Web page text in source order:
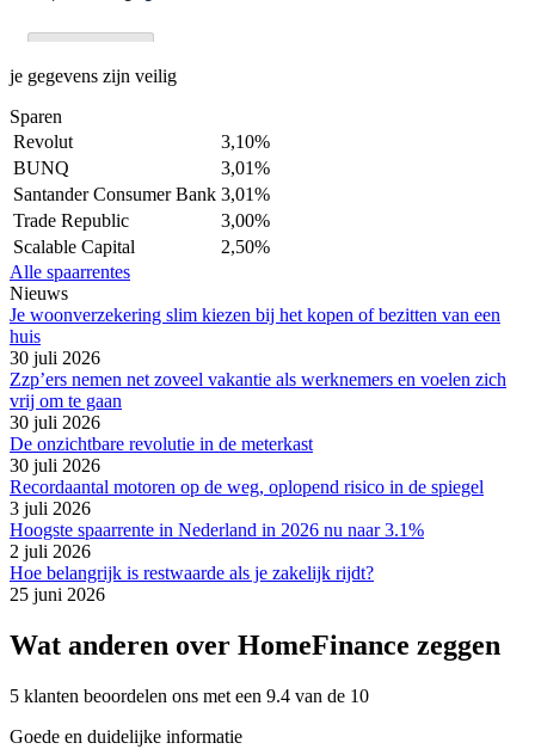
je gegevens zijn veilig
Sparen
Revolut
3,10%
BUNQ
3,01%
Santander Consumer Bank 3,01%
Trade Republic
3,00%
Scalable Capital
2,50%
Alle spaarrentes
Nieuws
Je woonverzekering slim kiezen bij het kopen of bezitten van een
huis
30 juli 2026
Zzp’ers nemen net zoveel vakantie als werknemers en voelen zich
vrij om te gaan
30 juli 2026
De onzichtbare revolutie in de meterkast
30 juli 2026
Recordaantal motoren op de weg, oplopend risico in de spiegel
3 juli 2026
Hoogste spaarrente in Nederland in 2026 nu naar 3.1%
2 juli 2026
Hoe belangrijk is restwaarde als je zakelijk rijdt?
25 juni 2026
Wat anderen over HomeFinance zeggen
5 klanten beoordelen ons met een 9.4 van de 10
Goede en duidelijke informatie